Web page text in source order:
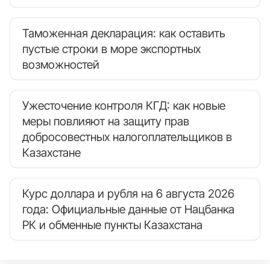
Таможенная декларация: как оставить
пустые строки в море экспортных
возможностей
Ужесточение контроля КГД: как новые
меры повлияют на защиту прав
добросовестных налогоплательщиков в
Казахстане
Курс доллара и рубля на 6 августа 2026
года: Официальные данные от Нацбанка
РК и обменные пункты Казахстана